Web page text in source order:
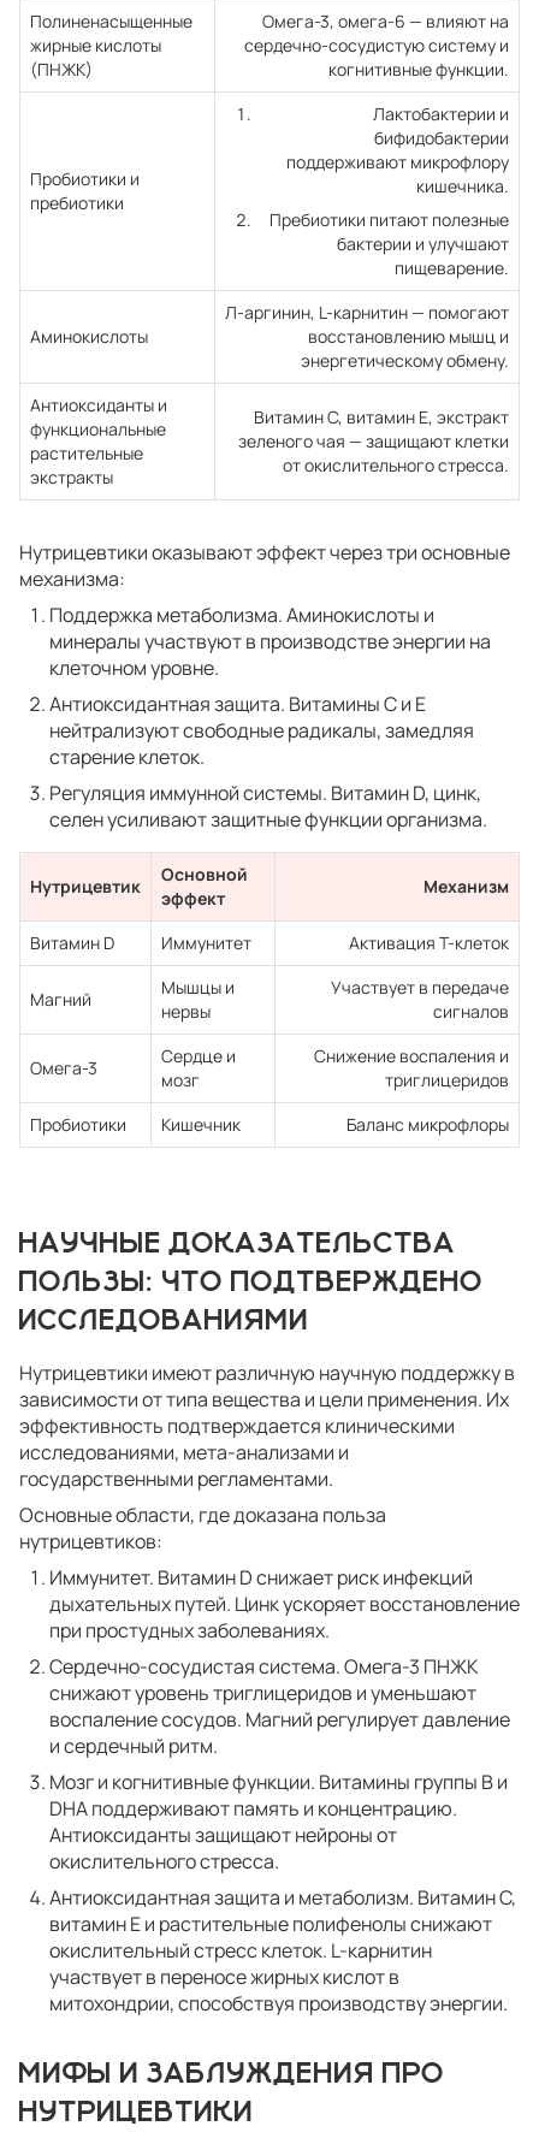
Полиненасыщенные
жирные кислоты
(ПНЖК)
Омега-3, омега-6 — влияют на
сердечно-сосудистую систему и
когнитивные функции.
Пробиотики и
пребиотики
Лактобактерии и
бифидобактерии
поддерживают микрофлору
кишечника.
Пребиотики питают полезные
бактерии и улучшают
пищеварение.
Аминокислоты
Л-аргинин, L-карнитин — помогают
восстановлению мышц и
энергетическому обмену.
Антиоксиданты и
функциональные
растительные
экстракты
Витамин С, витамин Е, экстракт
зеленого чая — защищают клетки
от окислительного стресса.
Нутрицевтики оказывают эффект через три основные
механизма:
Поддержка метаболизма. Аминокислоты и
минералы участвуют в производстве энергии на
клеточном уровне.
Антиоксидантная защита. Витамины С и Е
нейтрализуют свободные радикалы, замедляя
старение клеток.
Регуляция иммунной системы. Витамин D, цинк,
селен усиливают защитные функции организма.
Нутрицевтик
Основной
эффект
Механизм
Витамин D Иммунитет Активация T-клеток
Магний
Мышцы и
нервы
Участвует в передаче
сигналов
Омега-3
Сердце и
мозг
Снижение воспаления и
триглицеридов
Пробиотики
Кишечник Баланс микрофлоры
НАУЧНЫЕ ДОКАЗАТЕЛЬСТВА
ПОЛЬЗЫ: ЧТО ПОДТВЕРЖДЕНО
ИССЛЕДОВАНИЯМИ
Нутрицевтики имеют различную научную поддержку в
зависимости от типа вещества и цели применения. Их
эффективность подтверждается клиническими
исследованиями, мета-анализами и
государственными регламентами.
Основные области, где доказана польза
нутрицевтиков:
Иммунитет. Витамин D снижает риск инфекций
дыхательных путей. Цинк ускоряет восстановление
при простудных заболеваниях.
Сердечно-сосудистая система. Омега-3 ПНЖК
снижают уровень триглицеридов и уменьшают
воспаление сосудов. Магний регулирует давление
и сердечный ритм.
Мозг и когнитивные функции. Витамины группы B и
DHA поддерживают память и концентрацию.
Антиоксиданты защищают нейроны от
окислительного стресса.
Антиоксидантная защита и метаболизм. Витамин C,
витамин E и растительные полифенолы снижают
окислительный стресс клеток. L-карнитин
участвует в переносе жирных кислот в
митохондрии, способствуя производству энергии.
МИФЫ И ЗАБЛУЖДЕНИЯ ПРО
НУТРИЦЕВТИКИ